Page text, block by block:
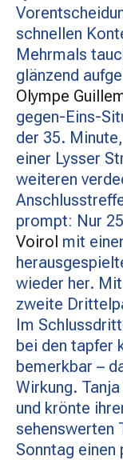
schnellen
Mehrmals
glänzend
Olympe
gegen-Eins-
der 35.
einer Lysser
weiteren
prompt: Nur
Voirol mit
wieder her.
zweite
Im
bei den tapfer
bemerkbar –
Wirkung.
und krönte
sehenswerten
Sonntag